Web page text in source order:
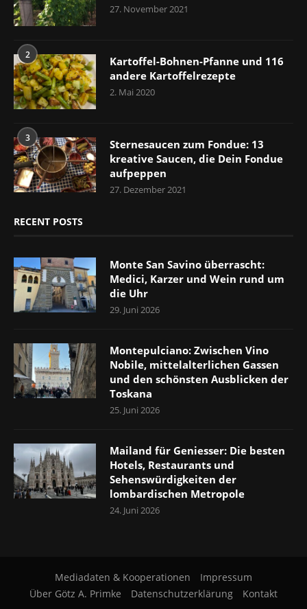
27. November 2021
2
Kartoffel-Bohnen-Pfanne und 116
andere Kartoffelrezepte
2. Mai 2020
3
Sternesaucen zum Fondue: 13
kreative Saucen, die Dein Fondue
aufpeppen
27. Dezember 2021
RECENT POSTS
Monte San Savino überrascht:
Medici, Karzer und Wein rund um
die Uhr
29. Juni 2026
Montepulciano: Zwischen Vino
Nobile, mittelalterlichen Gassen
und den schönsten Ausblicken der
Toskana
25. Juni 2026
Mailand für Geniesser: Die besten
Hotels, Restaurants und
Sehenswürdigkeiten der
lombardischen Metropole
24. Juni 2026
Mediadaten & Kooperationen
Impressum
Über Götz A. Primke
Datenschutzerklärung Kontakt